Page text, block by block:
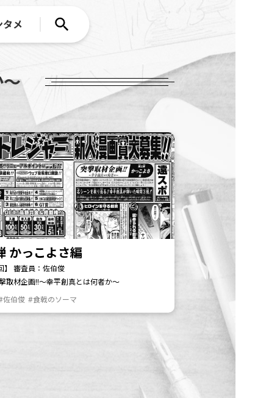
タメ
かっこよさ編
】 審査員：佐伯俊
取材企画!!～幸平創真とは何者か～
佐伯俊 #食戟のソーマ